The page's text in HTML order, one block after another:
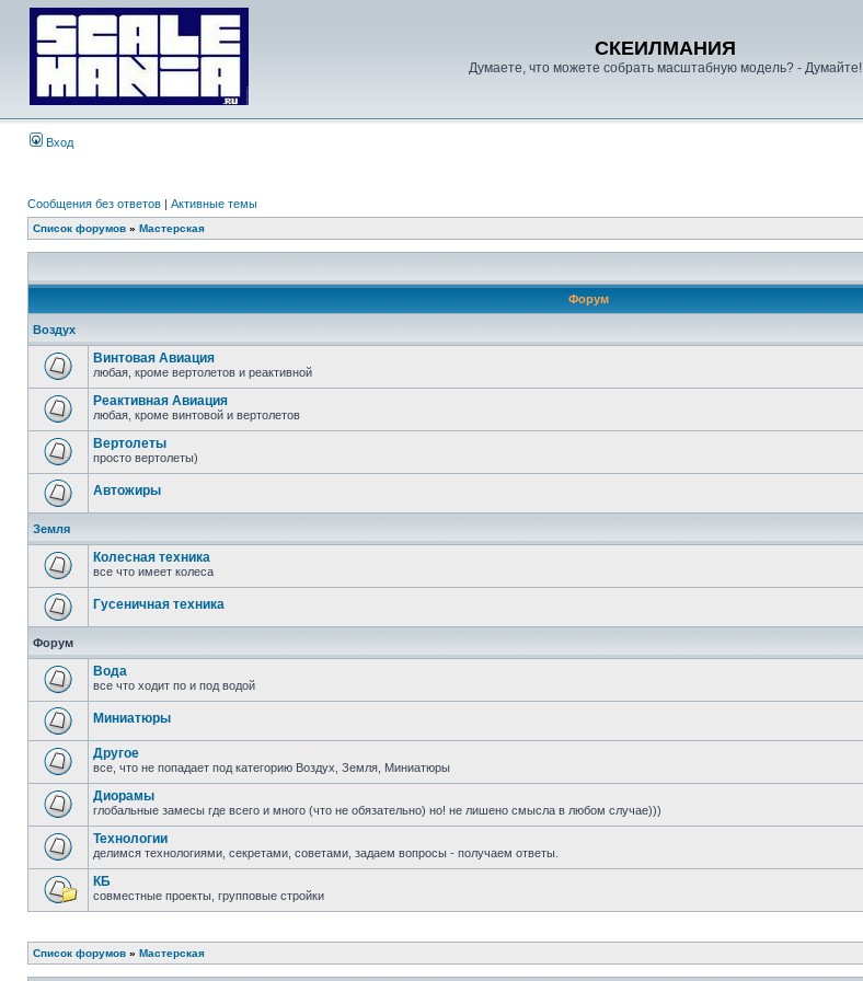
СКЕИЛМАНИЯ
Думаете, что можете собрать масштабную модель? - Думайте!
Вход
Сообщения без ответов | Активные темы
Список форумов » Мастерская
Форум
Воздух
Винтовая Авиация
любая, кроме вертолетов и реактивной
Реактивная Авиация
любая, кроме винтовой и вертолетов
Вертолеты
просто вертолеты)
Автожиры
Земля
Колесная техника
все что имеет колеса
Гусеничная техника
Форум
Вода
все что ходит по и под водой
Миниатюры
Другое
все, что не попадает под категорию Воздух, Земля, Миниатюры
Диорамы
глобальные замесы где всего и много (что не обязательно) но! не лишено смысла в любом случае)))
Технологии
делимся технологиями, секретами, советами, задаем вопросы - получаем ответы.
КБ
совместные проекты, групповые стройки
Список форумов » Мастерская